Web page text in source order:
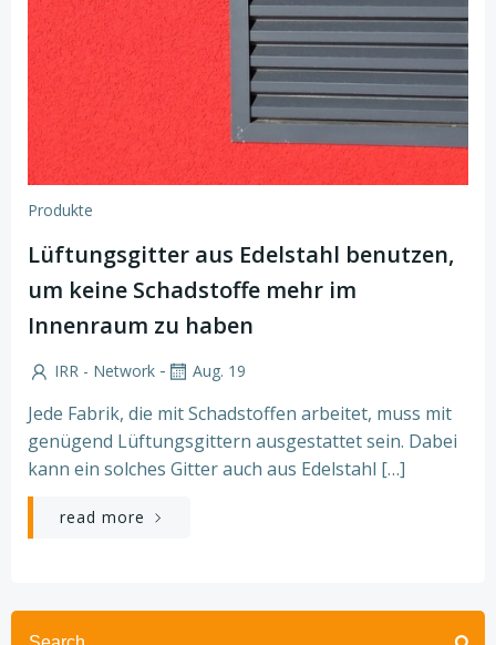
Produkte
Lüftungsgitter aus Edelstahl benutzen,
um keine Schadstoffe mehr im
Innenraum zu haben
IRR - Network - Aug. 19
Jede Fabrik, die mit Schadstoffen arbeitet, muss mit
genügend Lüftungsgittern ausgestattet sein. Dabei
kann ein solches Gitter auch aus Edelstahl […]
read more
Search